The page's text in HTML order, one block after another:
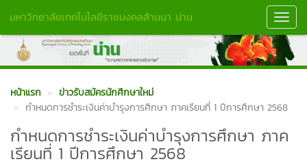
มหาวิทยาลัยเทคโนโลยีราชมงคลล้านนา น่าน
หน้าแรก
ข่าวรับสมัครนักศึกษาใหม่
กำหนดการชำระเงินค่าบำรุงการศึกษา ภาคเรียนที่ 1 ปีการศึกษา 2568
กำหนดการชำระเงินค่าบำรุงการศึกษา ภาค
เรียนที่ 1 ปีการศึกษา 2568